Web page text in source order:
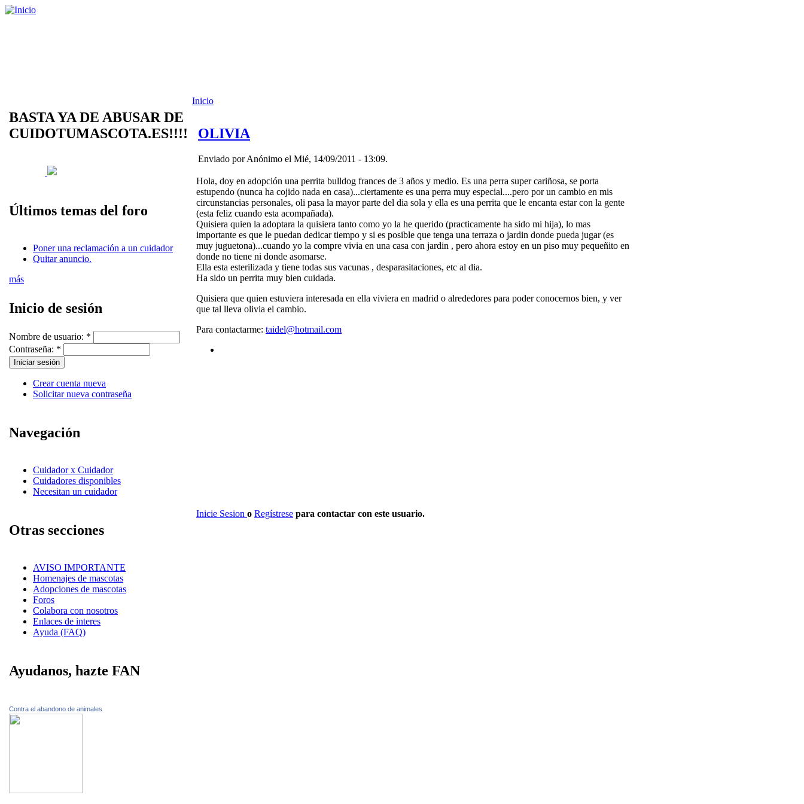
BASTA YA DE ABUSAR DE
CUIDOTUMASCOTA.ES!!!!
Últimos temas del foro
Poner una reclamación a un cuidador
Quitar anuncio.
más
Inicio de sesión
Nombre de usuario: *
Contraseña: *
Crear cuenta nueva
Solicitar nueva contraseña
Navegación
Cuidador x Cuidador
Cuidadores disponibles
Necesitan un cuidador
Otras secciones
AVISO IMPORTANTE
Homenajes de mascotas
Adopciones de mascotas
Foros
Colabora con nosotros
Enlaces de interes
Ayuda (FAQ)
Ayudanos, hazte FAN
Contra el abandono de animales
Inicio
OLIVIA
Enviado por Anónimo el Mié, 14/09/2011 - 13:09.
Hola, doy en adopción una perrita bulldog frances de 3 años y medio. Es una perra super cariñosa, se porta
estupendo (nunca ha cojido nada en casa)...ciertamente es una perra muy especial....pero por un cambio en mis
circunstancias personales, oli pasa la mayor parte del dia sola y ella es una perrita que le encanta estar con la gente
(esta feliz cuando esta acompañada).
Quisiera quien la adoptara la quisiera tanto como yo la he querido (practicamente ha sido mi hija), lo mas
importante es que le puedan dedicar tiempo y si es posible que tenga una terraza o jardin donde pueda jugar (es
muy juguetona)...cuando yo la compre vivia en una casa con jardin , pero ahora estoy en un piso muy pequeñito en
donde no tiene ni donde asomarse.
Ella esta esterilizada y tiene todas sus vacunas , desparasitaciones, etc al dia.
Ha sido un perrita muy bien cuidada.
Quisiera que quien estuviera interesada en ella viviera en madrid o alrededores para poder conocernos bien, y ver
que tal lleva olivia el cambio.
Para contactarme: taidel@hotmail.com
Inicie Sesion o Regístrese para contactar con este usuario.